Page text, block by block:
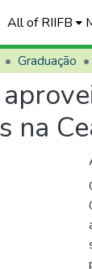
All of RIIFB
Graduação
na